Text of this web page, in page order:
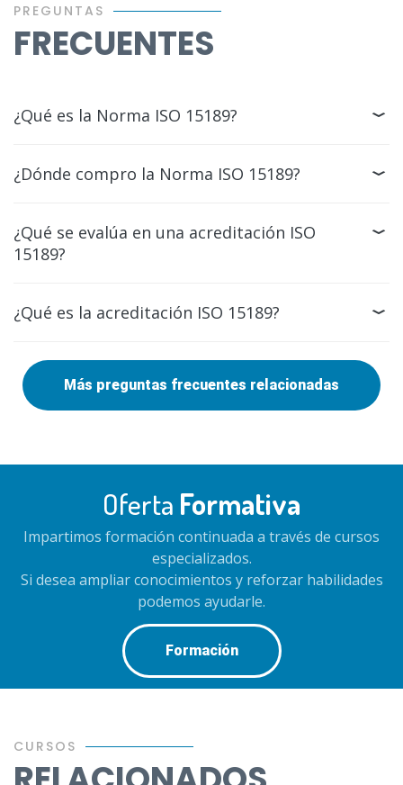
PREGUNTAS
FRECUENTES
¿Qué es la Norma ISO 15189?
¿Dónde compro la Norma ISO 15189?
¿Qué se evalúa en una acreditación ISO
15189?
¿Qué es la acreditación ISO 15189?
Más preguntas frecuentes relacionadas
Oferta Formativa
Impartimos formación continuada a través de cursos
especializados.
Si desea ampliar conocimientos y reforzar habilidades
podemos ayudarle.
Formación
CURSOS